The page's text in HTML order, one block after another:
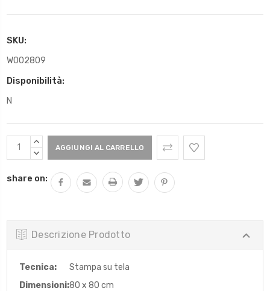
SKU:
W002809
Disponibilità:
N
Scorta
Attuale:
AUMENTARE
QUANTITÀ:
DIMINUIRE
share on:
Descrizione Prodotto
Tecnica:
Stampa su tela
Dimensioni:80 x 80 cm